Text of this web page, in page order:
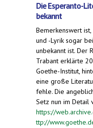
Die Esperanto-
bekannt
Bemerkenswert
und -Lyrik sogar
unbekannt ist. Der
Trabant erklärte
Goethe-Institut,
eine große
fehle. Die
Setz nun im Detail
https://
ttp://